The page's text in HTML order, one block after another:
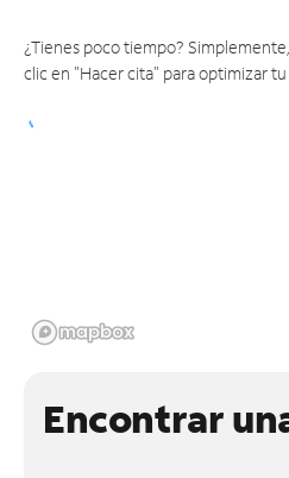
¿Tienes poco tiempo?
clic en "Hacer cita" para optimizar
Encontrar